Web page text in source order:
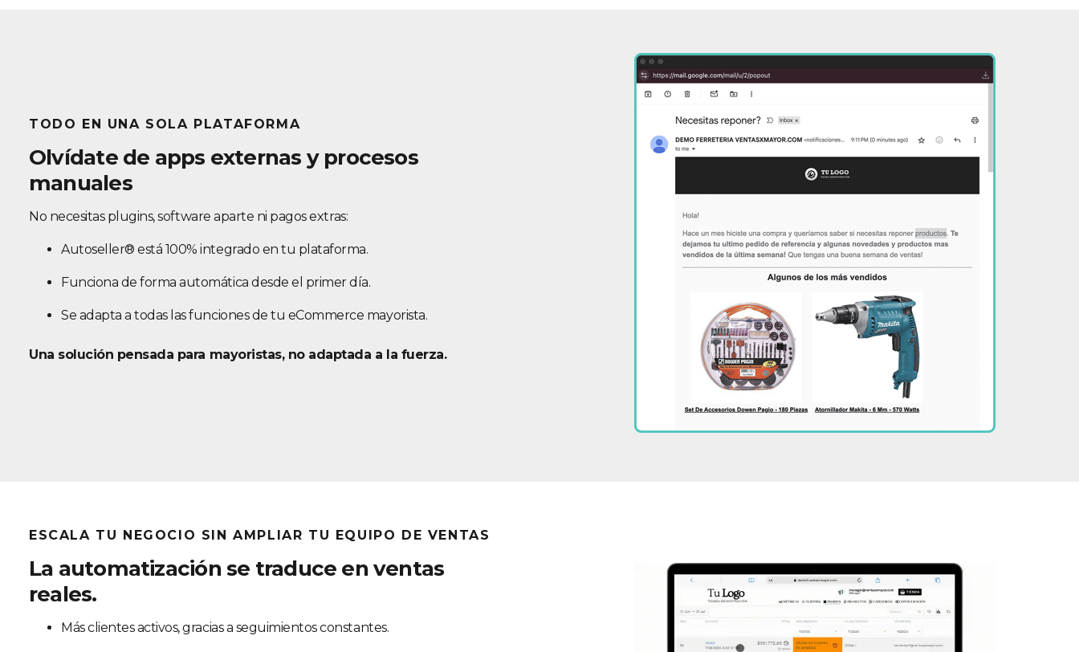
TODO EN UNA SOLA PLATAFORMA
Olvídate de apps externas y procesos
manuales
No necesitas plugins, software aparte ni pagos extras:
Autoseller® está 100% integrado en tu plataforma.
Funciona de forma automática desde el primer día.
Se adapta a todas las funciones de tu eCommerce mayorista.
Una solución pensada para mayoristas, no adaptada a la fuerza.
ESCALA TU NEGOCIO SIN AMPLIAR TU EQUIPO DE VENTAS
La automatización se traduce en ventas
reales.
Más clientes activos, gracias a seguimientos constantes.